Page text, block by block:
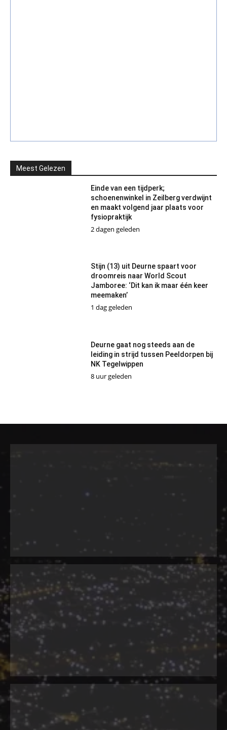
Meest Gelezen
Einde van een tijdperk;
schoenenwinkel in Zeilberg verdwijnt
en maakt volgend jaar plaats voor
fysiopraktijk
2 dagen geleden
Stijn (13) uit Deurne spaart voor
droomreis naar World Scout
Jamboree: ‘Dit kan ik maar één keer
meemaken’
1 dag geleden
Deurne gaat nog steeds aan de
leiding in strijd tussen Peeldorpen bij
NK Tegelwippen
8 uur geleden